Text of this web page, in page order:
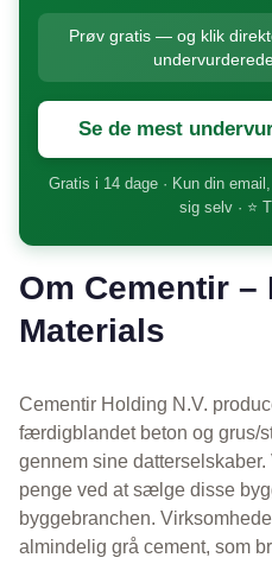
Prøv gratis — og klik
Se de mest
Gratis i 14 dage · Kun din
sig selv · ⭐
Om Cementir –
Materials
Cementir Holding N.V.
færdigblandet beton og grus/
gennem sine
penge ved at sælge disse
byggebranchen.
almindelig grå cement, som